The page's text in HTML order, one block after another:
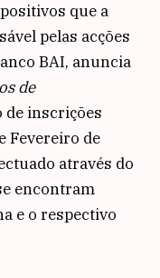
que a
pelas acções
BAI, anuncia
de
de inscrições
Fevereiro de
através do
encontram
e o respectivo